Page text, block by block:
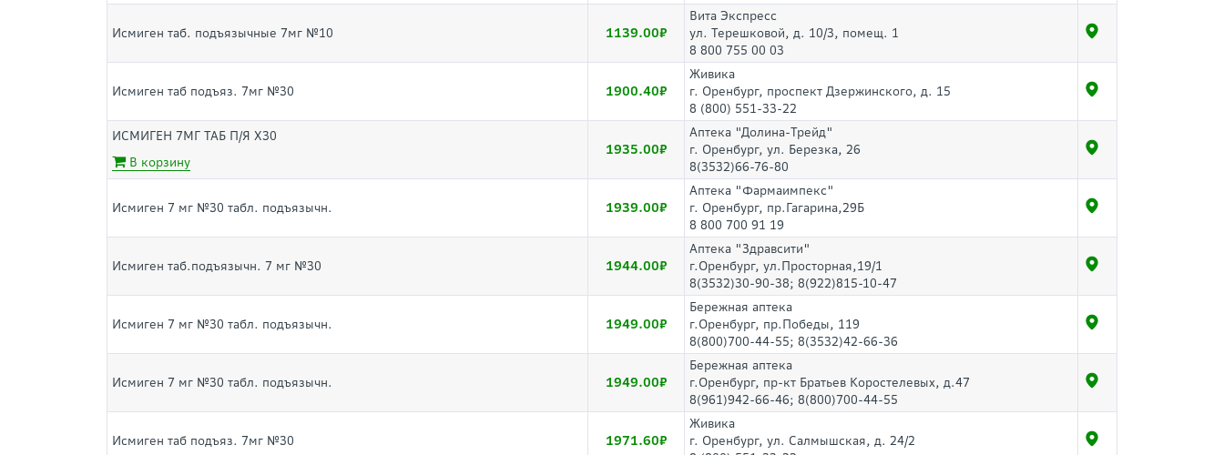
Исмиген таб. подъязычные 7мг №10 1139.00
Вита Экспресс
ул. Терешковой, д. 10/3, помещ. 1
8 800 755 00 03
Исмиген таб подъяз. 7мг №30 1900.40
Живика
г. Оренбург, проспект Дзержинского, д. 15
8 (800) 551-33-22
ИСМИГЕН 7МГ ТАБ П/Я Х30
В корзину
1935.00
Аптека "Долина-Трейд"
г. Оренбург, ул. Березка, 26
8(3532)66-76-80
Исмиген 7 мг №30 табл. подъязычн. 1939.00
Аптека "Фармаимпекс"
г. Оренбург, пр.Гагарина,29Б
8 800 700 91 19
Исмиген таб.подъязычн. 7 мг №30 1944.00
Аптека "Здравсити"
г.Оренбург, ул.Просторная,19/1
8(3532)30-90-38; 8(922)815-10-47
Исмиген 7 мг №30 табл. подъязычн. 1949.00
Бережная аптека
г.Оренбург, пр.Победы, 119
8(800)700-44-55; 8(3532)42-66-36
Исмиген 7 мг №30 табл. подъязычн. 1949.00
Бережная аптека
г.Оренбург, пр-кт Братьев Коростелевых, д.47
8(961)942-66-46; 8(800)700-44-55
Исмиген таб подъяз. 7мг №30 1971.60
Живика
г. Оренбург, ул. Салмышская, д. 24/2